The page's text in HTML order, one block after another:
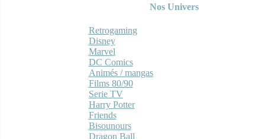
Nos Univers
Retrogaming
Disney
Marvel
DC Comics
Animés / mangas
Films 80/90
Serie TV
Harry Potter
Friends
Bisounours
Dragon Ball